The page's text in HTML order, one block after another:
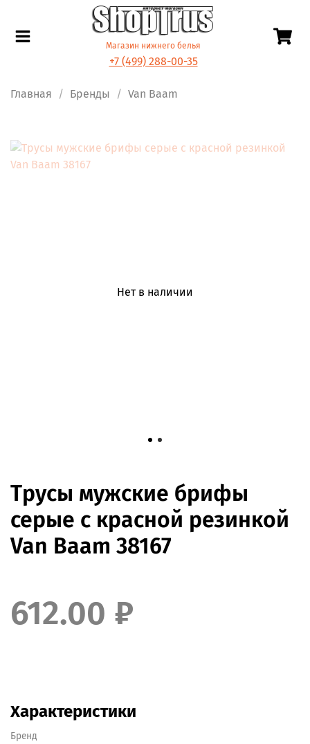
Магазин нижнего белья
+7 (499) 288-00-35
Главная Бренды Van Baam
Нет в наличии
Трусы мужские брифы
серые с красной резинкой
Van Baam 38167
612.00 ₽
Характеристики
Бренд